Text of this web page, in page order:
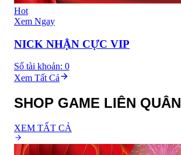
Hot
Xem Ngay
NICK NHẬN CỰC VIP
Số tài khoản: 0
Xem Tất Cả
SHOP GAME LIÊN QUÂN
XEM TẤT CẢ